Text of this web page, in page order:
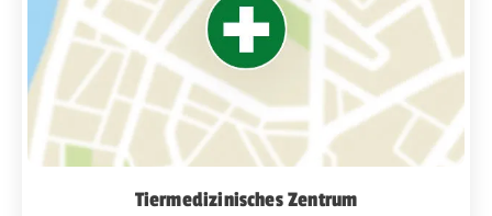
Tiermedizinisches Zentrum